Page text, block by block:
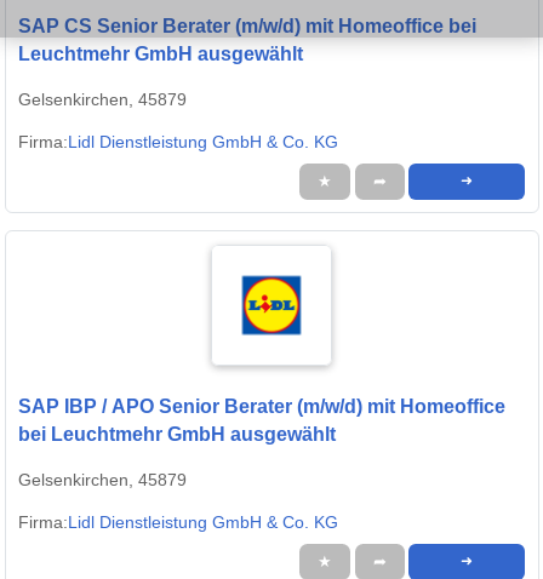
SAP CS Senior Berater (m/w/d) mit Homeoffice bei
Leuchtmehr GmbH ausgewählt
Gelsenkirchen, 45879
Firma:Lidl Dienstleistung GmbH & Co. KG
★ ➦ ➜
SAP IBP / APO Senior Berater (m/w/d) mit Homeoffice
bei Leuchtmehr GmbH ausgewählt
Gelsenkirchen, 45879
Firma:Lidl Dienstleistung GmbH & Co. KG
★ ➦ ➜